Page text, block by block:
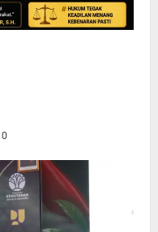
0